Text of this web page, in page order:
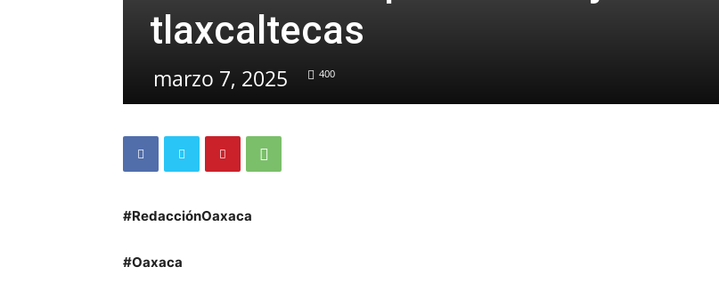
tlaxcaltecas
marzo 7, 2025 400
#RedacciónOaxaca
#Oaxaca